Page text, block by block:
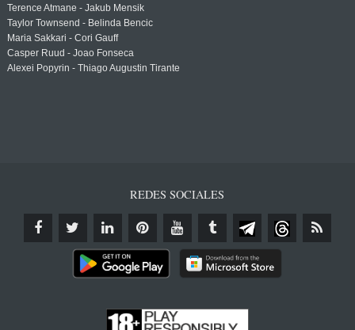
Terence Atmane - Jakub Mensik
Taylor Townsend - Belinda Bencic
Maria Sakkari - Cori Gauff
Casper Ruud - Joao Fonseca
Alexei Popyrin - Thiago Augustin Tirante
REDES SOCIALES